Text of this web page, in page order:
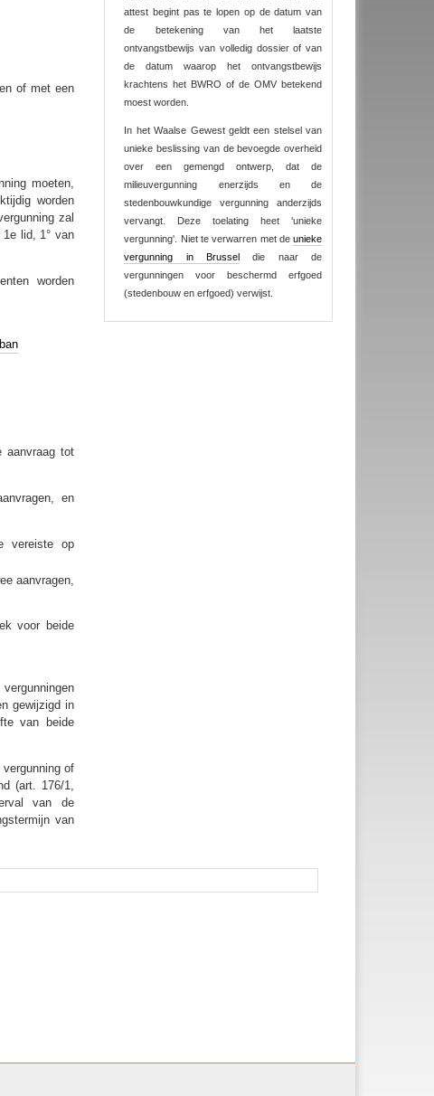
of met een
moeten,
worden
zal
lid, 1° van
worden
aanvraag tot
en
vereiste op
aanvragen,
voor beide
gewijzigd in
van beide
of
(art. 176/1,
van de
van
attest begint pas te lopen op de datum van
de betekening van het laatste
ontvangstbewijs van volledig dossier of van
de datum waarop het ontvangstbewijs
krachtens het BWRO of de OMV betekend
moest worden.
In het Waalse Gewest geldt een stelsel van
unieke beslissing van de bevoegde overheid
over een gemengd ontwerp, dat de
milieuvergunning enerzijds en de
stedenbouwkundige vergunning anderzijds
vervangt. Deze toelating heet 'unieke
vergunning'. Niet te verwarren met deunieke
vergunning in Brussel die naar de
vergunningen voor beschermd erfgoed
(stedenbouw en erfgoed) verwijst.